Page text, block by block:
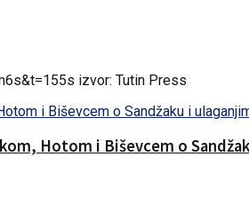
izvor: Tutin Press
Hotom i Biševcem o